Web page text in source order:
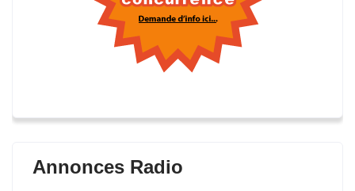
Annonces Radio